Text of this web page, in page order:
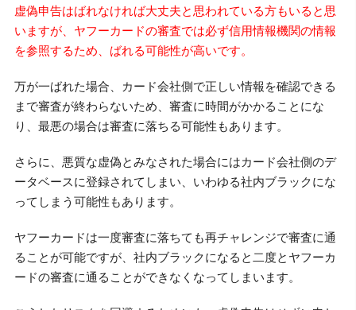
虚偽申告はばれなければ大丈夫と思われている方もいると思
いますが、ヤフーカードの審査では必ず信用情報機関の情報
を参照するため、ばれる可能性が高いです。
万が一ばれた場合、カード会社側で正しい情報を確認できる
まで審査が終わらないため、審査に時間がかかることにな
り、最悪の場合は審査に落ちる可能性もあります。
さらに、悪質な虚偽とみなされた場合にはカード会社側のデ
ータベースに登録されてしまい、いわゆる社内ブラックにな
ってしまう可能性もあります。
ヤフーカードは一度審査に落ちても再チャレンジで審査に通
ることが可能ですが、社内ブラックになると二度とヤフーカ
ードの審査に通ることができなくなってしまいます。